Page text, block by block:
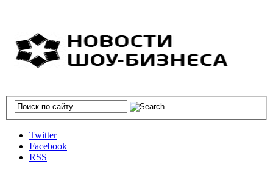
Twitter
Facebook
RSS